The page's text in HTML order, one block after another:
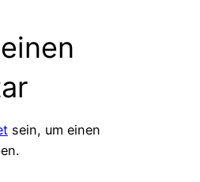
sein, um einen